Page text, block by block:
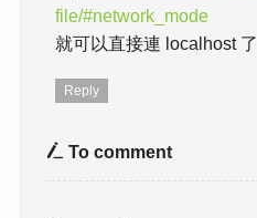
file/#network_mode
就可以直接連 localhost 了
Reply
To comment